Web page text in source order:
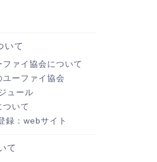
いて
ァイ協会について
ーファイ協会
ュール
いて
録：webサイト
て